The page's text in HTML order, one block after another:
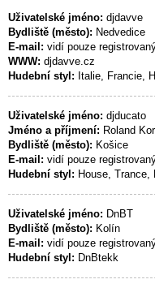
Uživatelské jméno: djdavve
Bydliště (město): Nedvedice
E-mail: vidí pouze
WWW: djdavve.cz
Hudební styl: Italie, Francie,
Uživatelské jméno: djducato
Jméno a příjmení: Roland Korl
Bydliště (město): Košice
E-mail: vidí pouze
Hudební styl: House, Trance,
Uživatelské jméno: DnBT
Bydliště (město): Kolín
E-mail: vidí pouze
Hudební styl: DnBtekk